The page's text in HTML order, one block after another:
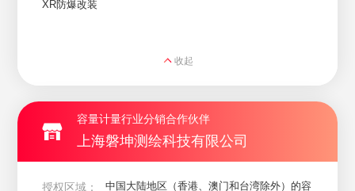
XR防爆改装
收起
容量计量行业分销合作伙伴
上海磐坤测绘科技有限公司
授权区域：
中国大陆地区（香港、澳门和台湾除外）的容